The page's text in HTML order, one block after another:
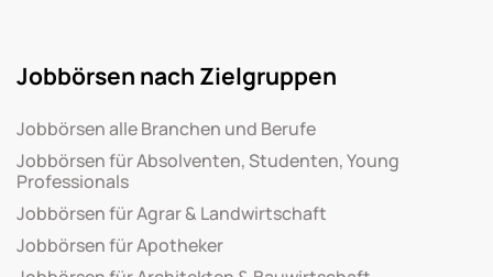
Jobbörsen nach Zielgruppen
Jobbörsen alle Branchen und Berufe
Jobbörsen für Absolventen, Studenten, Young
Professionals
Jobbörsen für Agrar & Landwirtschaft
Jobbörsen für Apotheker